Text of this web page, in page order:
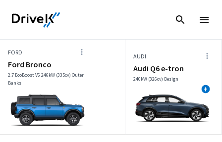
FORD
Ford Bronco
2.7 EcoBoost V6 246kW (335cv) Outer
Banks
AUDI
Audi Q6 e-tron
240kW (326cv) Design